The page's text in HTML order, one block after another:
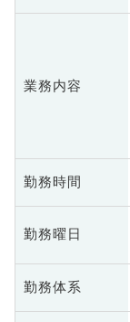
業務内容
勤務時間
勤務曜日
勤務体系